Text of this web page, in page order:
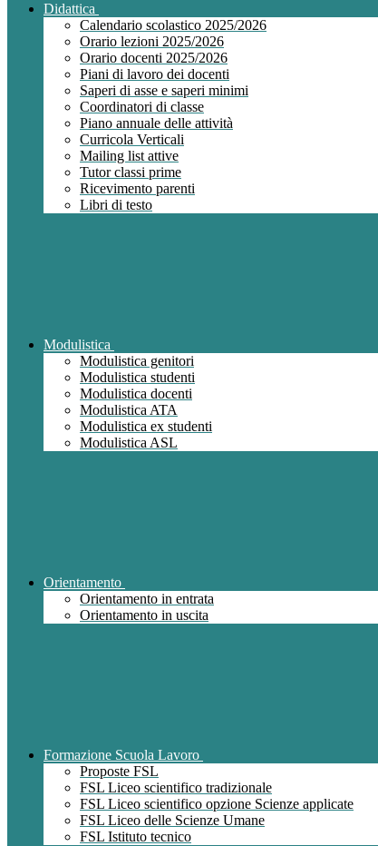
Didattica
Calendario scolastico 2025/2026
Orario lezioni 2025/2026
Orario docenti 2025/2026
Piani di lavoro dei docenti
Saperi di asse e saperi minimi
Coordinatori di classe
Piano annuale delle attività
Curricola Verticali
Mailing list attive
Tutor classi prime
Ricevimento parenti
Libri di testo
Modulistica
Modulistica genitori
Modulistica studenti
Modulistica docenti
Modulistica ATA
Modulistica ex studenti
Modulistica ASL
Orientamento
Orientamento in entrata
Orientamento in uscita
Formazione Scuola Lavoro
Proposte FSL
FSL Liceo scientifico tradizionale
FSL Liceo scientifico opzione Scienze applicate
FSL Liceo delle Scienze Umane
FSL Istituto tecnico